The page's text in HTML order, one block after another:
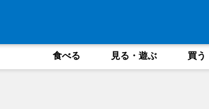
食べる 見る・遊ぶ 買う